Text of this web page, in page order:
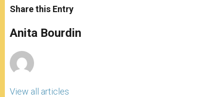
t
s
p
p
s
e
g
e
e
b
o
k
r
Share this Entry
Anita Bourdin
View all articles